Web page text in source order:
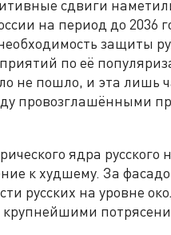
сдвиги
на период до 2036
защиты
по её
не пошло, и эта лишь
провозглашёнными
ядра русского
к худшему. За
русских на уровне